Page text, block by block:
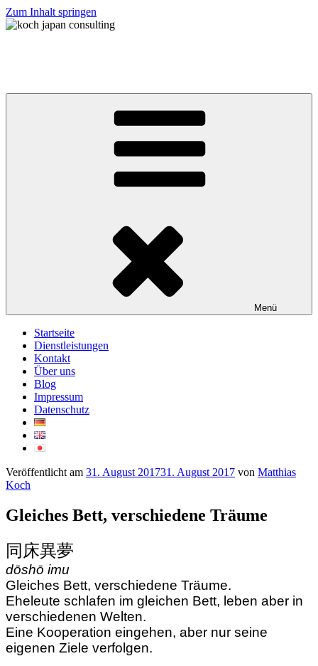
Zum Inhalt springen
Menü
Startseite
Dienstleistungen
Kontakt
Über uns
Blog
Impressum
Datenschutz
Veröffentlicht am 31. August 201731. August 2017 von Matthias
Koch
Gleiches Bett, verschiedene Träume
同床異夢
dōshō imu
Gleiches Bett, verschiedene Träume.
Eheleute schlafen im gleichen Bett, leben aber in
verschiedenen Welten.
Eine Kooperation eingehen, aber nur seine
eigenen Ziele verfolgen.